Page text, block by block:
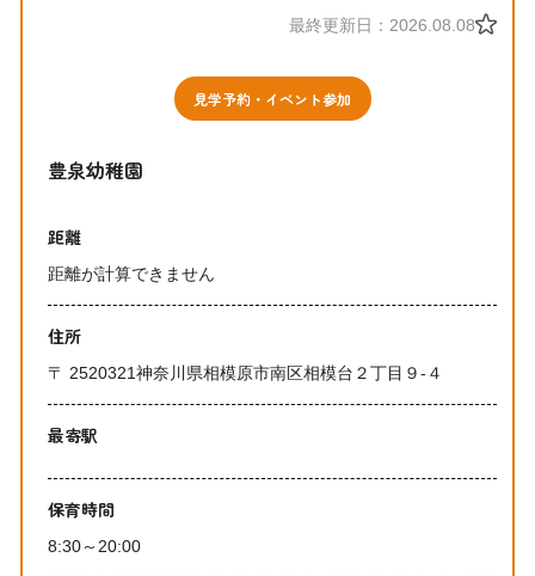
最終更新日：2026.08.08
見学予約・イベント参加
豊泉幼稚園
距離
距離が計算できません
住所
〒 2520321神奈川県相模原市南区相模台２丁目９‐４
最寄駅
保育時間
8:30～20:00